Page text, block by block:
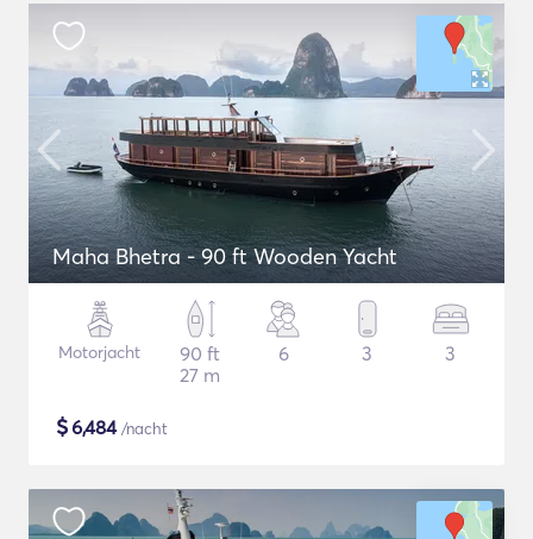
Maha Bhetra - 90 ft Wooden Yacht
Motorjacht
90 ft
27 m
6 3 3
$6,484/nacht